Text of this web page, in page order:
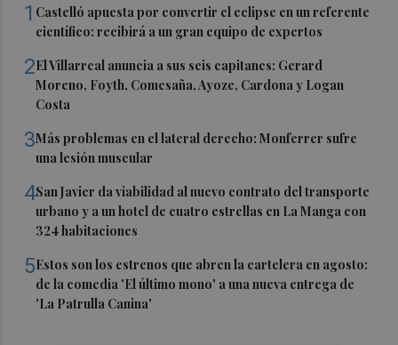
1 Castelló apuesta por convertir el eclipse en un referente
científico: recibirá a un gran equipo de expertos
2El Villarreal anuncia a sus seis capitanes: Gerard
Moreno, Foyth, Comesaña, Ayoze, Cardona y Logan
Costa
3Más problemas en el lateral derecho: Monferrer sufre
una lesión muscular
4San Javier da viabilidad al nuevo contrato del transporte
urbano y a un hotel de cuatro estrellas en La Manga con
324 habitaciones
5Estos son los estrenos que abren la cartelera en agosto:
de la comedia 'El último mono' a una nueva entrega de
'La Patrulla Canina'